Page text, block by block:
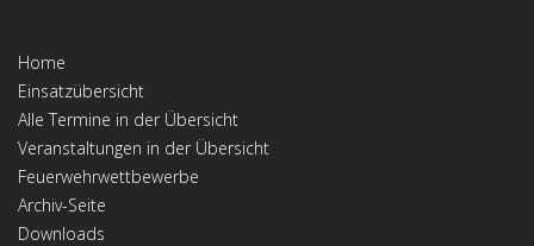
Home
Einsatzübersicht
Alle Termine in der Übersicht
Veranstaltungen in der Übersicht
Feuerwehrwettbewerbe
Archiv-Seite
Downloads